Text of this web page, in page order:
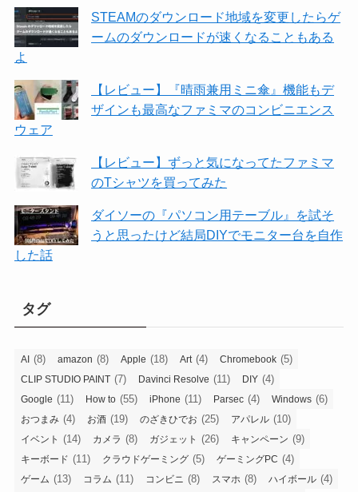
STEAMのダウンロード地域を変更したらゲ
ームのダウンロードが速くなることもある
よ
【レビュー】『晴雨兼用ミニ傘』機能もデ
ザインも最高なファミマのコンビニエンス
ウェア
【レビュー】ずっと気になってたファミマ
のTシャツを買ってみた
ダイソーの『パソコン用テーブル』を試そ
うと思ったけど結局DIYでモニター台を自作
した話
タグ
AI (8) amazon (8) Apple (18) Art(4) Chromebook (5)
CLIP STUDIO PAINT (7) Davinci Resolve (11) DIY (4)
Google (11) How to (55) iPhone (11) Parsec (4) Windows (6)
おつまみ (4) お酒 (19) のざきひでお (25) アパレル (10)
イベント (14) カメラ (8) ガジェット (26) キャンペーン (9)
キーボード (11) クラウドゲーミング (5) ゲーミングPC (4)
ゲーム (13) コラム (11) コンビニ (8) スマホ (8) ハイボール (4)